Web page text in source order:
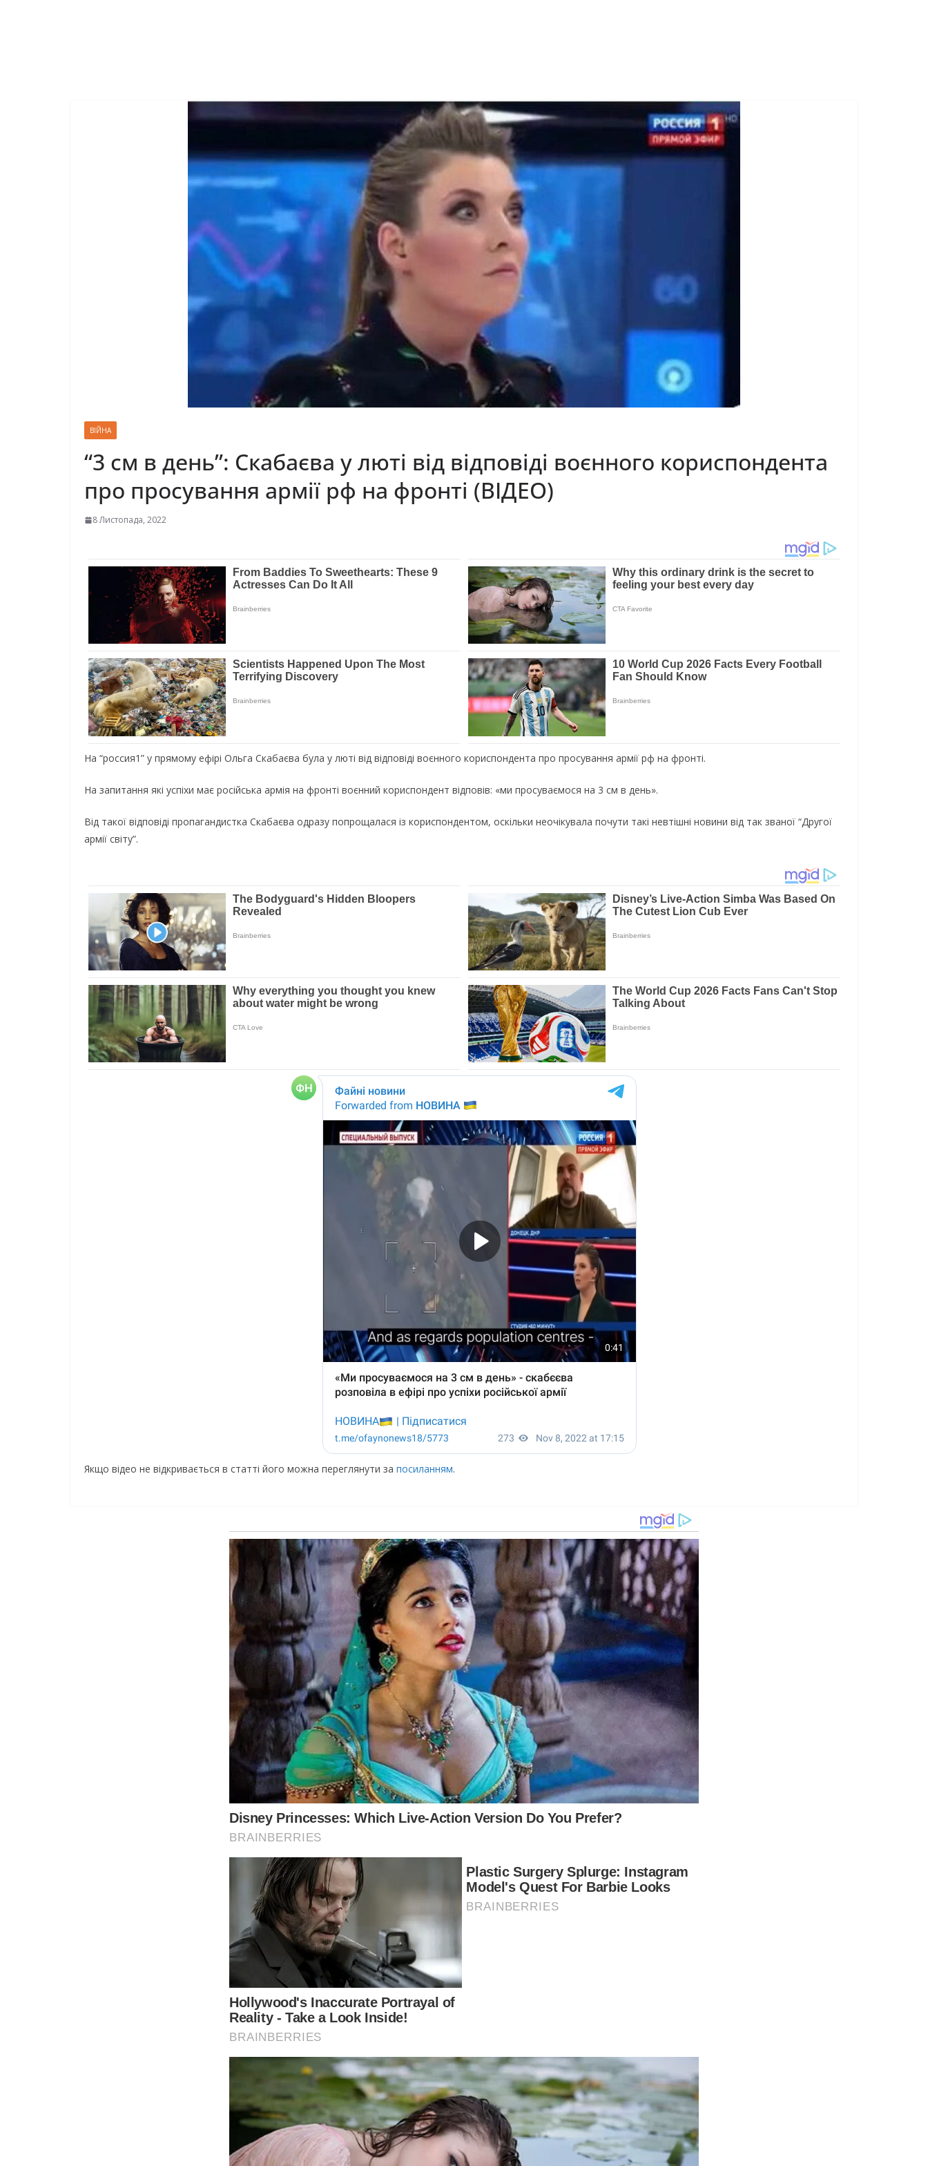
ВІЙНА
“3 см в день”: Скабаєва у люті від відповіді воєнного кориспондента
про просування армії рф на фронті (ВІДЕО)
8 Листопада, 2022
На “россия1” у прямому ефірі Ольга Скабаєва була у люті від відповіді воєнного кориспондента про просування армії рф на фронті.
На запитання які успіхи має російська армія на фронті воєнний кориспондент відповів: «ми просуваємося на 3 см в день».
Від такої відповіді пропагандистка Скабаєва одразу попрощалася із кориспондентом, оскільки неочікувала почути такі невтішні новини від так званої “Другої
армії світу”.
Якщо відео не відкривається в статті його можна переглянути за посиланням.